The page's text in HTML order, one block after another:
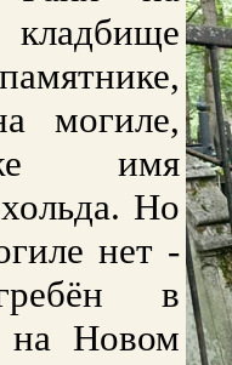
могиле,
имя
Но
нет -
в
на Новом